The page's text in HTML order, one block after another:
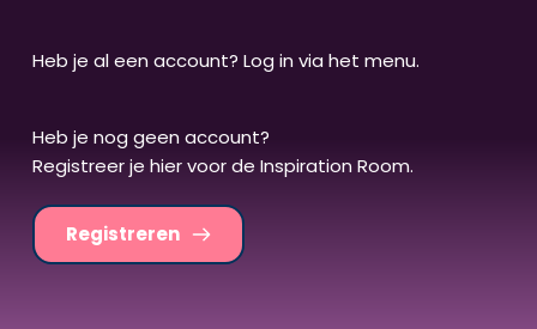
Heb je al een account? Log in via het menu.
Heb je nog geen account?
Registreer je hier voor de Inspiration Room.
Registreren